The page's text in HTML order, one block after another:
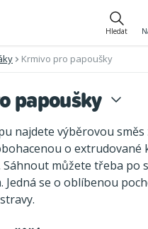
Hledat
Krmivo pro papoušky
papoušky
najdete výběrovou
o extrudované
můžete třeba po
Jedná se o oblíbenou